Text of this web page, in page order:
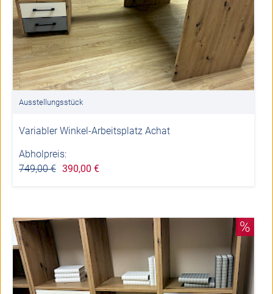
Ausstellungsstück
Variabler Winkel-Arbeitsplatz Achat
Abholpreis:
749,00 € 390,00 €
%